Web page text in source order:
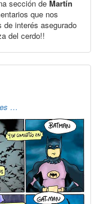
sección de Martín
que nos
interés asegurado
del cerdo!!
…